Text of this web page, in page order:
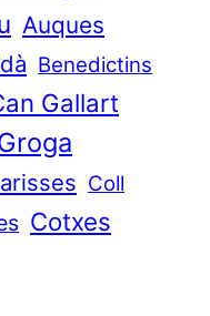
Auques
Benedictins
Gallart
Coll
Cotxes